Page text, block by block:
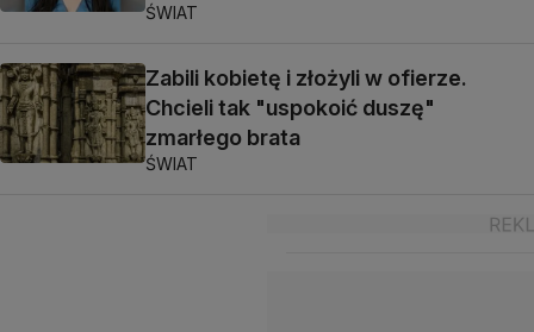
ŚWIAT
Zabili kobietę i złożyli w ofierze.
Chcieli tak "uspokoić duszę"
zmarłego brata
ŚWIAT